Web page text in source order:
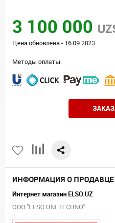
3 100 000
Цена обновлена - 16.09.2023
Методы оплаты:
ИНФОРМАЦИЯ О ПРОДАВЦЕ
Интернет магазин ELSO.UZ
ООО "ELSO UNI TECHNO"